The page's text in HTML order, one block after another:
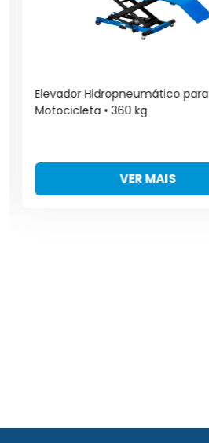
Elevador Hidropneumático para
Motocicleta • 360 kg
VER MAIS